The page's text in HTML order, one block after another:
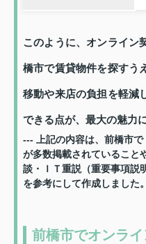
このように、オンライン
橋市で賃貸物件を探すう
移動や来店の負担を軽減
できる点が、最大の魅力
--- 上記の内容は、前橋市
が多数掲載されていること
談・ＩＴ重説（重要事項説
を参考にして作成しました。
前橋市でオンラ